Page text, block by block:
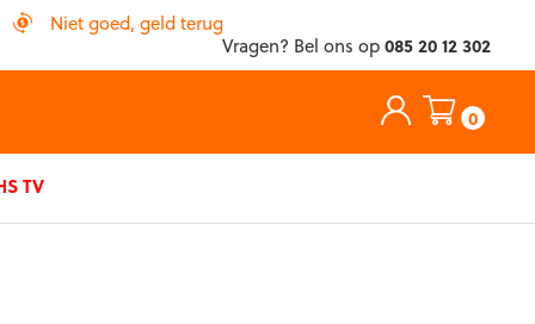
Niet goed, geld terug
Vragen? Bel ons op085 20 12 302
0
TV